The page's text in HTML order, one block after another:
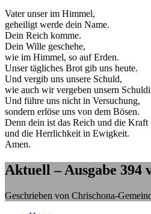
Vater unser im Himmel,
geheiligt werde dein Name.
Dein Reich komme.
Dein Wille geschehe,
wie im Himmel, so auf Erden.
Unser tägliches Brot gib uns heute.
Und vergib uns unsere Schuld,
wie auch wir vergeben unsern
Und führe uns nicht in Versuchung,
sondern erlöse uns von dem Bösen.
Denn dein ist das Reich und die Kraft
und die Herrlichkeit in Ewigkeit.
Amen.
Aktuell – Ausgabe 394
Geschrieben von Chrischona-